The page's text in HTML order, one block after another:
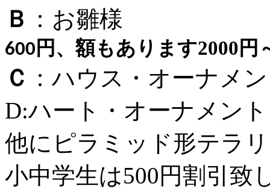
Ｂ ：お雛様
600 円、額もあります2000円
Ｃ ：ハウス・オーナ
D:ハート・オーナメ
他にピラミッド形テラ
小中学生は500円割引致